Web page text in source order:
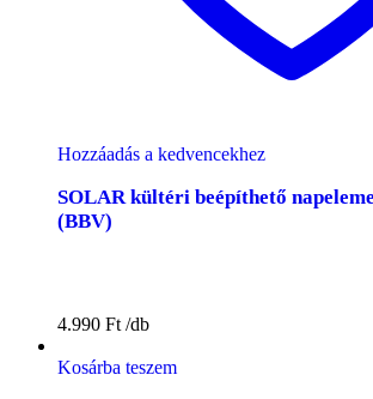
Hozzáadás a kedvencekhez
SOLAR kültéri beépíthető
(BBV)
4.990 Ft
Kosárba teszem